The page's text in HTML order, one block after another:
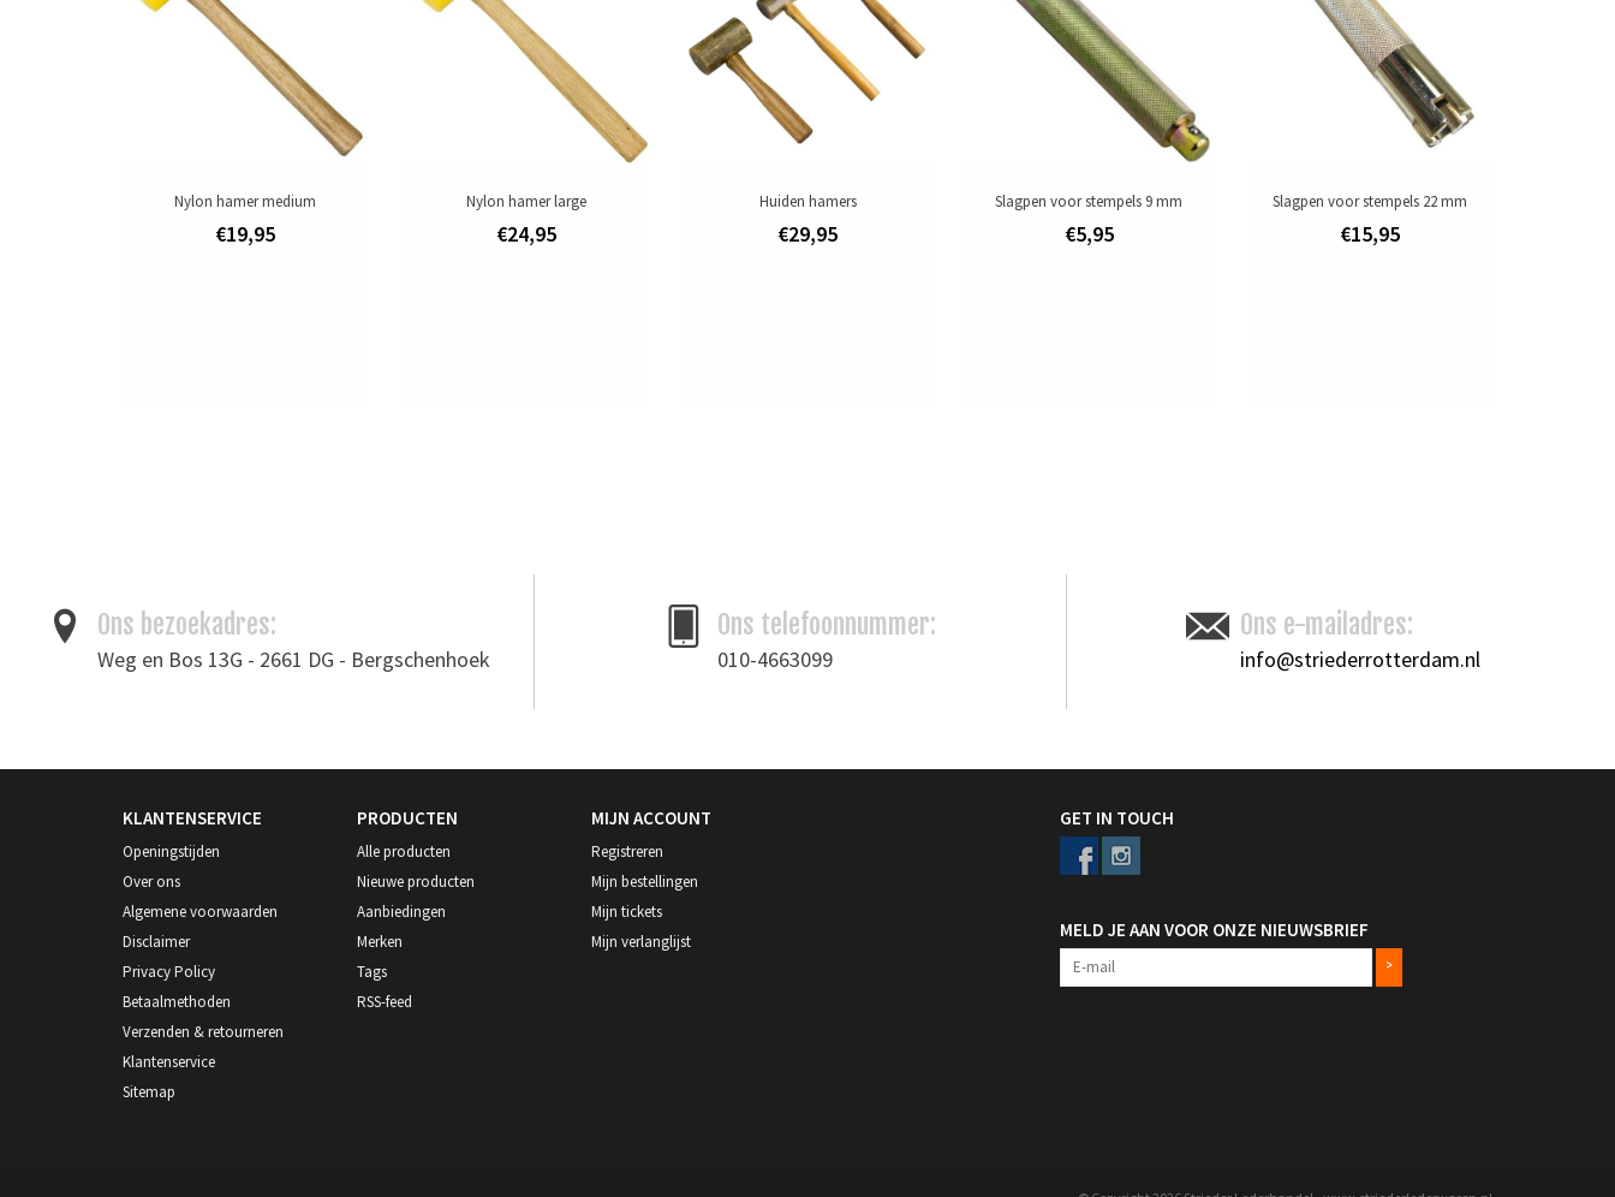
Nylon hamer medium
€19,95
Nylon hamer large
€24,95
Huiden hamers
€29,95
Slagpen voor stempels 9 mm
€5,95
Slagpen voor stempels 22 mm
€15,95
Ons bezoekadres:
Weg en Bos 13G - 2661 DG - Bergschenhoek
Ons telefoonnummer:
010-4663099
Ons e-mailadres:
info@striederrotterdam.nl
KLANTENSERVICE
Openingstijden
Over ons
Algemene voorwaarden
Disclaimer
Privacy Policy
Betaalmethoden
Verzenden & retourneren
Klantenservice
Sitemap
PRODUCTEN
Alle producten
Nieuwe producten
Aanbiedingen
Merken
Tags
RSS-feed
MIJN ACCOUNT
Registreren
Mijn bestellingen
Mijn tickets
Mijn verlanglijst
GET IN TOUCH
MELD JE AAN VOOR ONZE NIEUWSBRIEF
>